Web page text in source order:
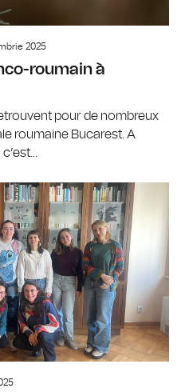
2025
roumain à
pour de nombreux
roumaine Bucarest. A